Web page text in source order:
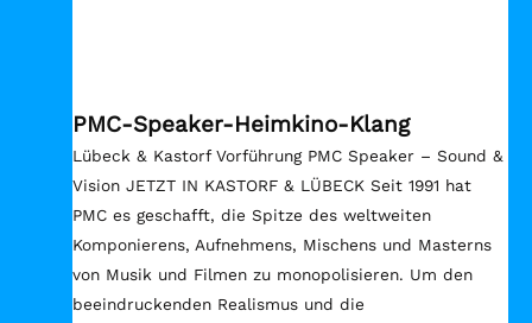
PMC-Speaker-Heimkino-Klang
Lübeck & Kastorf Vorführung PMC Speaker – Sound &
Vision JETZT IN KASTORF & LÜBECK Seit 1991 hat
PMC es geschafft, die Spitze des weltweiten
Komponierens, Aufnehmens, Mischens und Masterns
von Musik und Filmen zu monopolisieren. Um den
beeindruckenden Realismus und die